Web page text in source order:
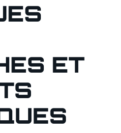
ET